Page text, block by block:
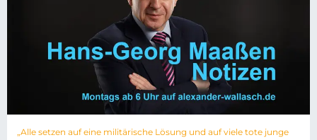
„Alle setzen auf eine militärische Lösung und auf viele tote junge